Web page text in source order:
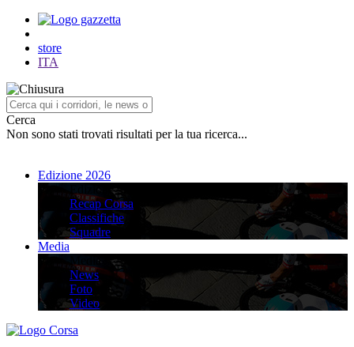
store
ITA
Cerca
Non sono stati trovati risultati per la tua ricerca...
Edizione 2026
Edizione 2026
Recap Corsa
Classifiche
Squadre
Media
Media
News
Foto
Video